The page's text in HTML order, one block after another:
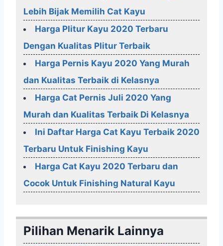
Lebih Bijak Memilih Cat Kayu
Harga Plitur Kayu 2020 Terbaru
Dengan Kualitas Plitur Terbaik
Harga Pernis Kayu 2020 Yang Murah
dan Kualitas Terbaik di Kelasnya
Harga Cat Pernis Juli 2020 Yang
Murah dan Kualitas Terbaik Di Kelasnya
Ini Daftar Harga Cat Kayu Terbaik 2020
Terbaru Untuk Finishing Kayu
Harga Cat Kayu 2020 Terbaru dan
Cocok Untuk Finishing Natural Kayu
Pilihan Menarik Lainnya